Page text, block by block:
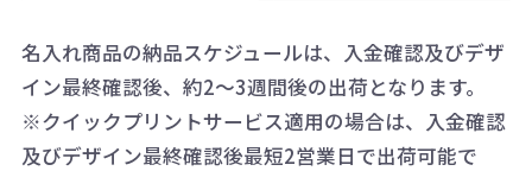
AM10:00～PM5:00（土・日・祝日を
除く平日）
一方、数量が少なく一定数に満たな
い場合は、単価計算ではなく、印刷
代の基本料金を一式頂戴する場合が
お急ぎの場合、ご相談ください。最
大限努力いたします。
詳細はこちらご確認ください。
配送について
名入れ商品の納品スケジュールは、入金確認及びデザ
イン最終確認後、約2～3週間後の出荷となります。
※クイックプリントサービス適用の場合は、入金確認
及びデザイン最終確認後最短2営業日で出荷可能で